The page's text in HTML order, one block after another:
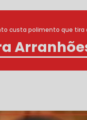
custa polimento que